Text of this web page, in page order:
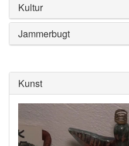
Kultur
Jammerbugt
Kunst